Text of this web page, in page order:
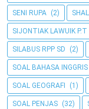
SENI RUPA (2)
SIJONTIAK LAWUIK P.T
SILABUS RPP SD (2)
SOAL BAHASA INGGRIS
SOAL GEOGRAFI (1)
SOAL PENJAS (32)